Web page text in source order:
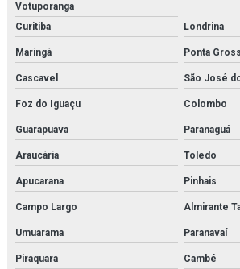
Instalação de chiller
Instalação de chillers em rio de janeiro
Instalação de compressor de ar
Instalação de fan coil
Instalação de fancoil em rio de janeiro
Instalação de reatores de fabricação
Votuporanga
Curitiba
Londrina
Maringá Ponta
Cascavel São José
Foz do Iguaçu Colombo
Guarapuava Paranaguá
Araucária Toledo
Apucarana Pinhais
Campo Largo Almirante
Umuarama Paranavaí
Piraquara Cambé